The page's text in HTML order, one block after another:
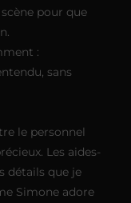
pour que
:
sans
le personnel
Les aides-
détails que je
Simone adore